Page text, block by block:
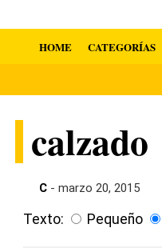
HOME CATEGORÍAS
calzado
C - marzo 20, 2015
Texto: Pequeño